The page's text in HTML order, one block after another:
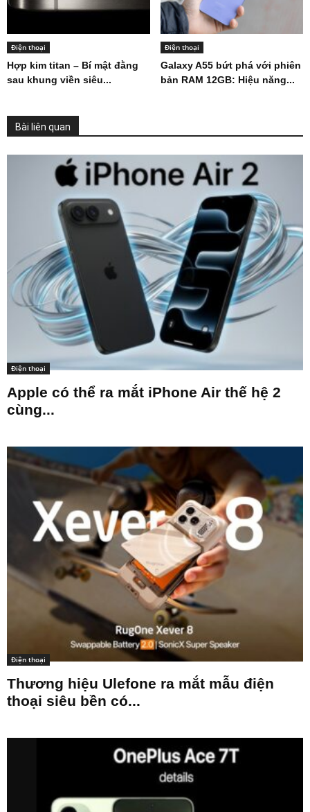
Điện thoại
Hợp kim titan – Bí mật đằng
sau khung viền siêu...
Điện thoại
Galaxy A55 bứt phá với phiên
bản RAM 12GB: Hiệu năng...
Bài liên quan
Điện thoại
Apple có thể ra mắt iPhone Air thế hệ 2
cùng...
Điện thoại
Thương hiệu Ulefone ra mắt mẫu điện
thoại siêu bền có...